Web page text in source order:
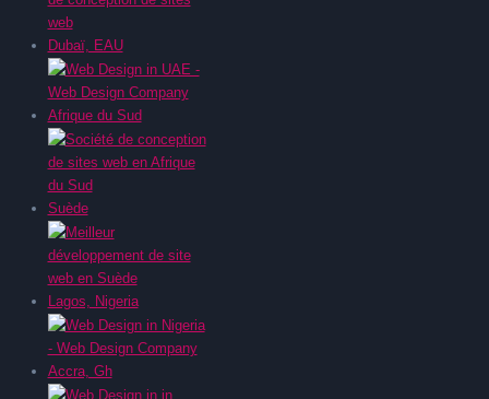
Dubaï, EAU
Afrique du Sud
Suède
Lagos, Nigeria
Accra, Gh